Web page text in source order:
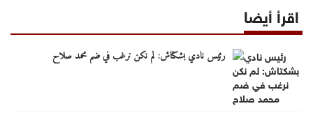
اقرأ أيضا
رئيس نادي بشكتاش: لم نكن نرغب في ضم محمد صلاح